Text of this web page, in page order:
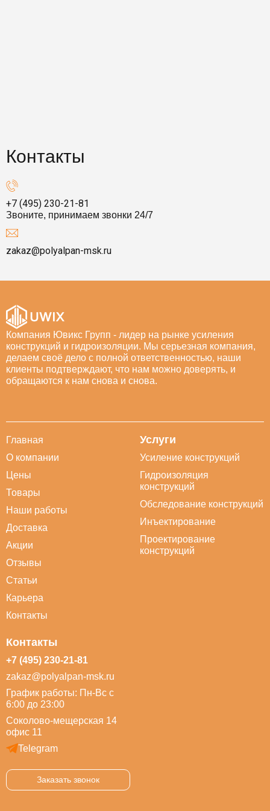
Контакты
+7 (495) 230-21-81
Звоните, принимаем звонки 24/7
zakaz@polyalpan-msk.ru
Компания Ювикс Групп - лидер на рынке усиления
конструкций и гидроизоляции. Мы серьезная компания,
делаем своё дело с полной ответственностью, наши
клиенты подтверждают, что нам можно доверять, и
обращаются к нам снова и снова.
Главная
О компании
Цены
Товары
Наши работы
Доставка
Акции
Отзывы
Статьи
Карьера
Контакты
Услуги
Усиление конструкций
Гидроизоляция
конструкций
Обследование конструкций
Инъектирование
Проектирование
конструкций
Контакты
+7 (495) 230-21-81
zakaz@polyalpan-msk.ru
График работы: Пн-Вс с
6:00 до 23:00
Соколово-мещерская 14
офис 11
Telegram
Заказать звонок